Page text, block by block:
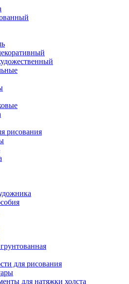
рисования
для рисования
для натяжки холста